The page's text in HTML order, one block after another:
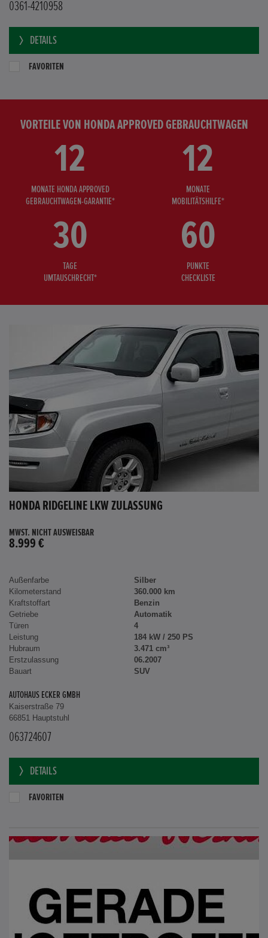
0361-4210958
DETAILS
FAVORITEN
VORTEILE VON HONDA APPROVED GEBRAUCHTWAGEN
12
MONATE HONDA APPROVED
GEBRAUCHTWAGEN-GARANTIE*
12
MONATE
MOBILITÄTSHILFE*
30
TAGE
UMTAUSCHRECHT*
60
PUNKTE
CHECKLISTE
HONDA RIDGELINE LKW ZULASSUNG
MWST. NICHT AUSWEISBAR
8.999 €
Außenfarbe
Silber
Kilometerstand
360.000 km
Kraftstoffart
Benzin
Getriebe
Automatik
Türen
4
Leistung
184 kW / 250 PS
Hubraum
3.471 cm³
Erstzulassung
06.2007
Bauart
SUV
AUTOHAUS ECKER GMBH
Kaiserstraße 79
66851 Hauptstuhl
063724607
DETAILS
FAVORITEN